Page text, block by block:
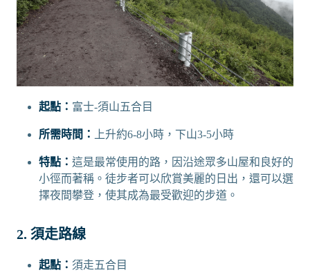
起點： 富士-須山五合目
所需時間： 上升約6-8小時，下山3-5小時
特點： 這是最常使用的路，因沿途眾多山屋和良好的
小徑而著稱。徒步者可以欣賞美麗的日出，還可以選
擇夜間攀登，使其成為最受歡迎的步道。
2. 須走路線
起點： 須走五合目